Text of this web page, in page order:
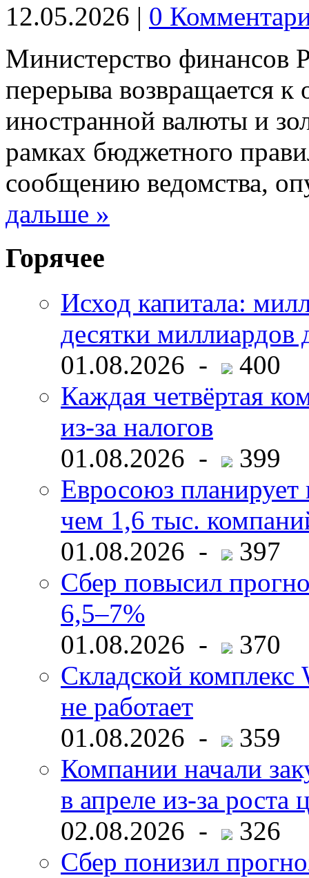
12.05.2026 | 0
Министерство финансов
перерыва возвращается
иностранной валюты и
рамках бюджетного
сообщению ведомства,
дальше »
Горячее
Исход капитала:
десятки миллиардов
01.08.2026 -
400
Каждая четвёртая
из-за налогов
01.08.2026 -
399
Евросоюз планирует
чем 1,6 тыс.
01.08.2026 -
397
Сбер повысил
6,5–7%
01.08.2026 -
370
Складской комплекс
не работает
01.08.2026 -
359
Компании начали
в апреле из-за роста
02.08.2026 -
326
Сбер понизил